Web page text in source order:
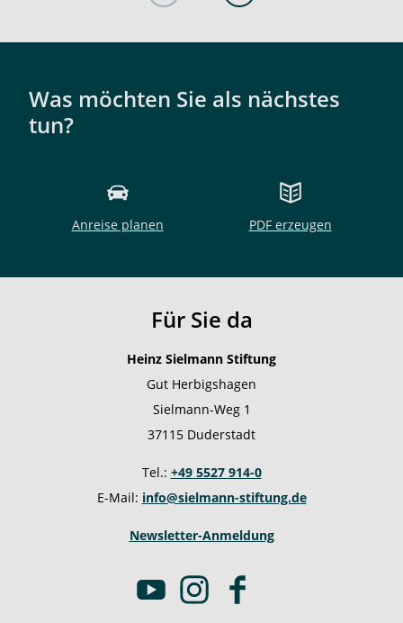
Was möchten Sie als nächstes
tun?
Anreise planen PDF erzeugen
Für Sie da
Heinz Sielmann Stiftung
Gut Herbigshagen
Sielmann-Weg 1
37115 Duderstadt
Tel.: +49 5527 914-0
E-Mail: info@sielmann-stiftung.de
Newsletter-Anmeldung
Y
I
n
F